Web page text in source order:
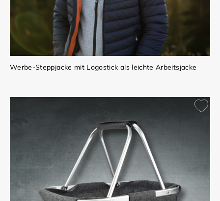
Werbe-Steppjacke mit Logostick als leichte Arbeitsjacke